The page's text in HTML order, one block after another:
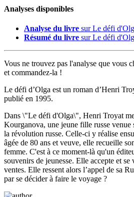
Analyses disponibles
Analyse du livre sur Le défi
Résumé du livre sur Le défi
Vous ne trouvez pas l'analyse que vous
et commandez-la !
Le défi d’Olga est un roman d’Henri
publié en 1995.
Dans \"Le défi d'Olga\", Henri Troyat
Kourganova, une jeune fille russe venue
la révolution russe. Celle-ci y réalise
âgée de 80 ans et veuve, elle recueille
femme. C'est à ce moment-là qu'un
souvenirs de jeunesse. Elle accepte et se
ventes. Elle ressent alors l’appel de sa
par se décider à faire le voyage ?